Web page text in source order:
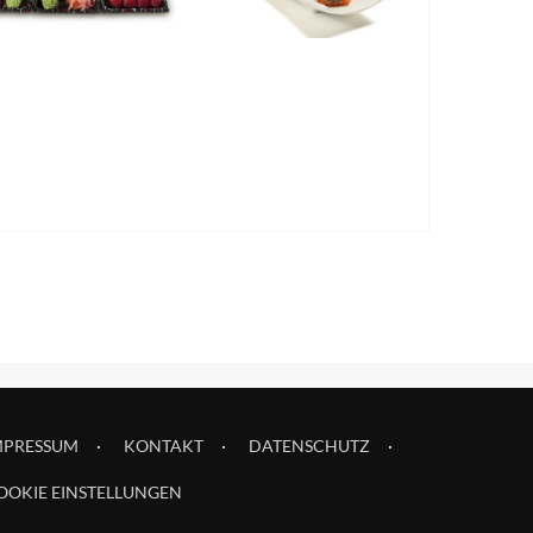
KONTAKT DATENSCHUTZ
EINSTELLUNGEN